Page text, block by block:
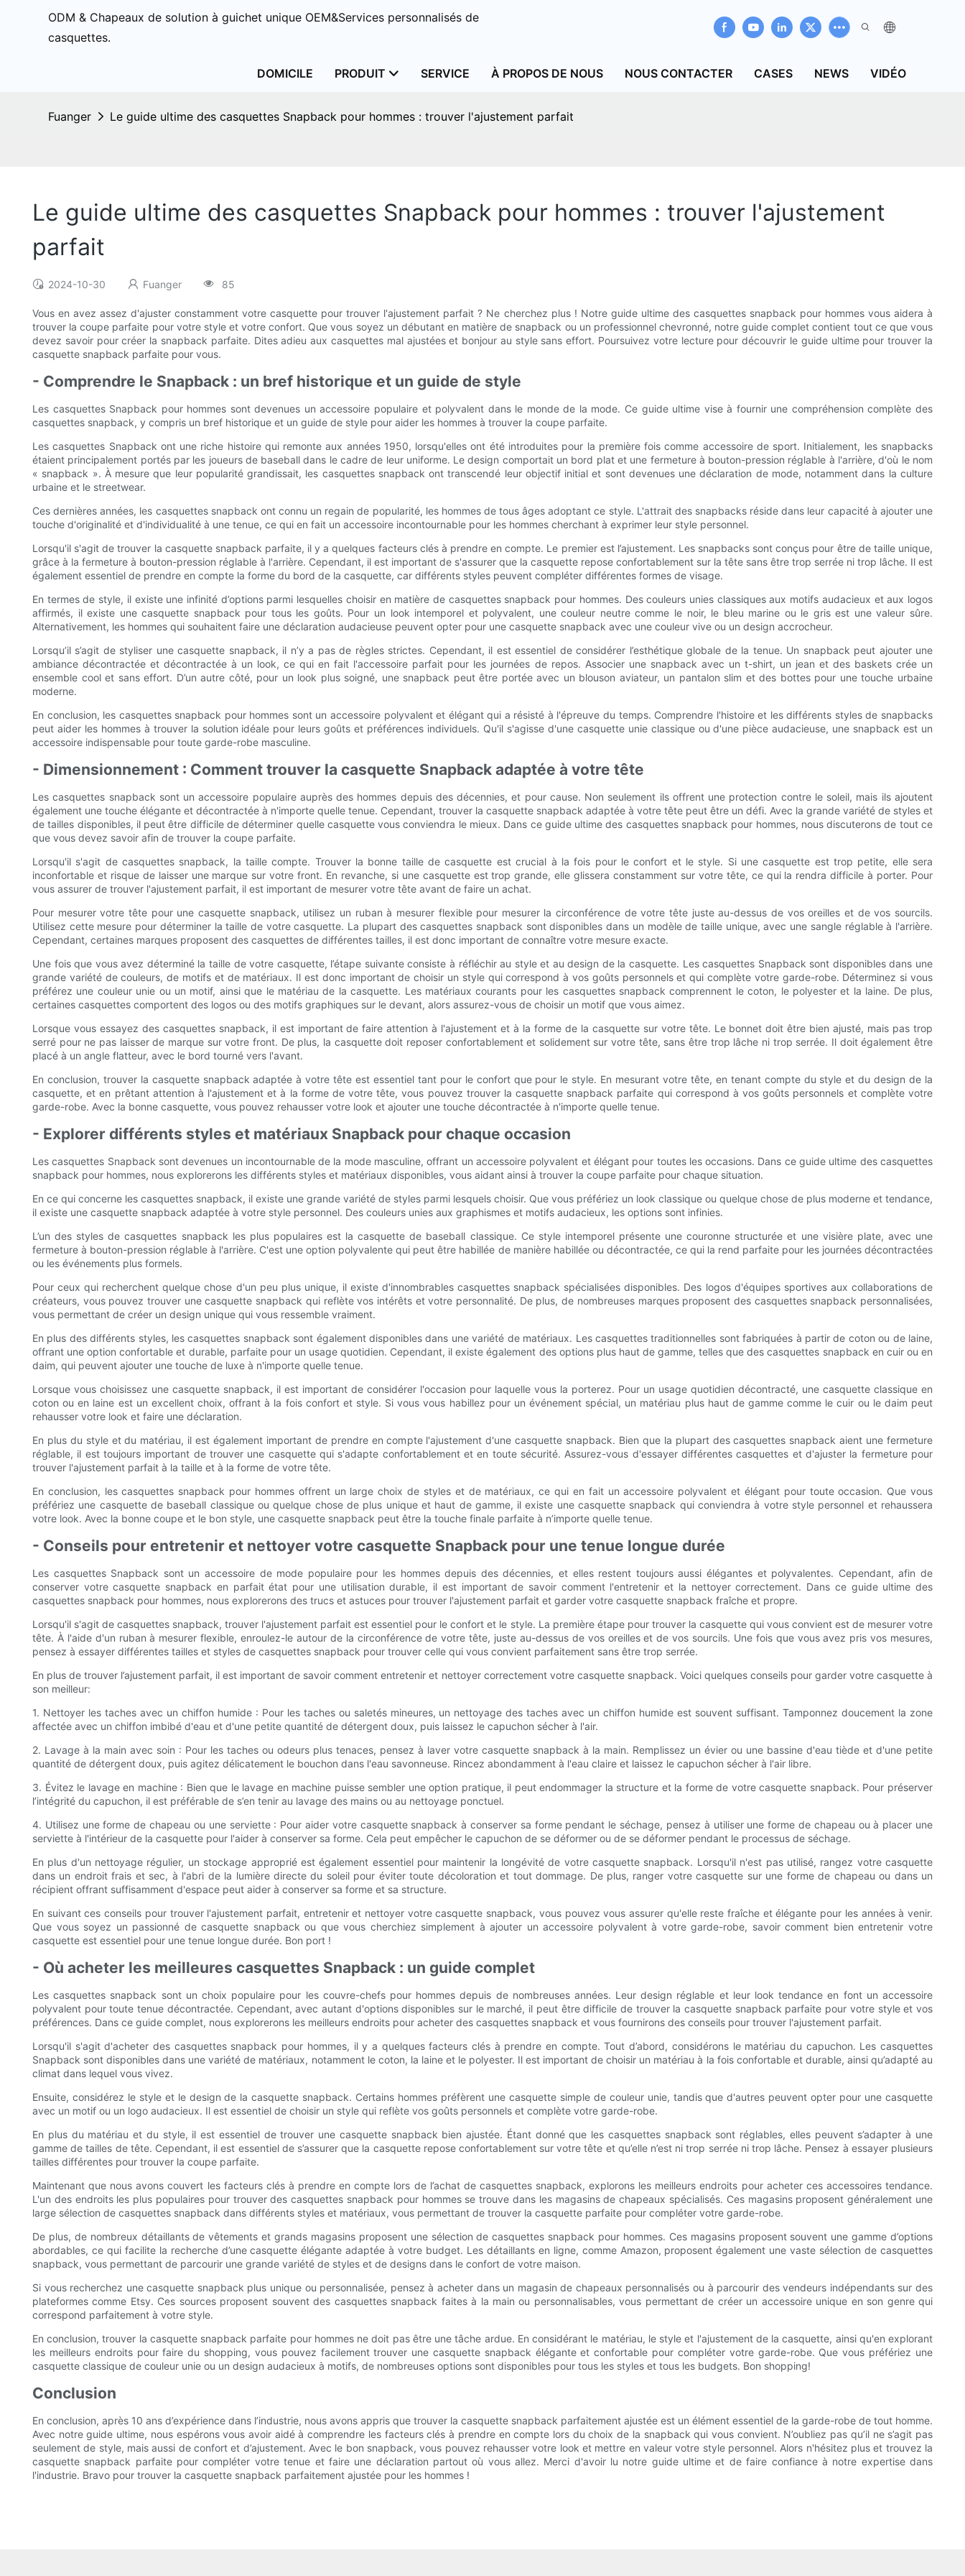
ODM & Chapeaux de solution à guichet unique OEM&Services personnalisés de
casquettes.
DOMICILE PRODUIT SERVICE À PROPOS DE NOUS NOUS CONTACTER CASES NEWS VIDÉO
Fuanger Le guide ultime des casquettes Snapback pour hommes : trouver l'ajustement parfait
Le guide ultime des casquettes Snapback pour hommes : trouver l'ajustement
parfait
2024-10-30 Fuanger 85
Vous en avez assez d'ajuster constamment votre casquette pour trouver l'ajustement parfait ? Ne cherchez plus ! Notre guide ultime des casquettes snapback pour hommes vous aidera à
trouver la coupe parfaite pour votre style et votre confort. Que vous soyez un débutant en matière de snapback ou un professionnel chevronné, notre guide complet contient tout ce que vous
devez savoir pour créer la snapback parfaite. Dites adieu aux casquettes mal ajustées et bonjour au style sans effort. Poursuivez votre lecture pour découvrir le guide ultime pour trouver la
casquette snapback parfaite pour vous.
- Comprendre le Snapback : un bref historique et un guide de style
Les casquettes Snapback pour hommes sont devenues un accessoire populaire et polyvalent dans le monde de la mode. Ce guide ultime vise à fournir une compréhension complète des
casquettes snapback, y compris un bref historique et un guide de style pour aider les hommes à trouver la coupe parfaite.
Les casquettes Snapback ont ​​une riche histoire qui remonte aux années 1950, lorsqu'elles ont été introduites pour la première fois comme accessoire de sport. Initialement, les snapbacks
étaient principalement portés par les joueurs de baseball dans le cadre de leur uniforme. Le design comportait un bord plat et une fermeture à bouton-pression réglable à l'arrière, d'où le nom
« snapback ». À mesure que leur popularité grandissait, les casquettes snapback ont ​​transcendé leur objectif initial et sont devenues une déclaration de mode, notamment dans la culture
urbaine et le streetwear.
Ces dernières années, les casquettes snapback ont ​​connu un regain de popularité, les hommes de tous âges adoptant ce style. L'attrait des snapbacks réside dans leur capacité à ajouter une
touche d'originalité et d'individualité à une tenue, ce qui en fait un accessoire incontournable pour les hommes cherchant à exprimer leur style personnel.
Lorsqu'il s'agit de trouver la casquette snapback parfaite, il y a quelques facteurs clés à prendre en compte. Le premier est l’ajustement. Les snapbacks sont conçus pour être de taille unique,
grâce à la fermeture à bouton-pression réglable à l'arrière. Cependant, il est important de s'assurer que la casquette repose confortablement sur la tête sans être trop serrée ni trop lâche. Il est
également essentiel de prendre en compte la forme du bord de la casquette, car différents styles peuvent compléter différentes formes de visage.
En termes de style, il existe une infinité d’options parmi lesquelles choisir en matière de casquettes snapback pour hommes. Des couleurs unies classiques aux motifs audacieux et aux logos
affirmés, il existe une casquette snapback pour tous les goûts. Pour un look intemporel et polyvalent, une couleur neutre comme le noir, le bleu marine ou le gris est une valeur sûre.
Alternativement, les hommes qui souhaitent faire une déclaration audacieuse peuvent opter pour une casquette snapback avec une couleur vive ou un design accrocheur.
Lorsqu’il s’agit de styliser une casquette snapback, il n’y a pas de règles strictes. Cependant, il est essentiel de considérer l’esthétique globale de la tenue. Un snapback peut ajouter une
ambiance décontractée et décontractée à un look, ce qui en fait l'accessoire parfait pour les journées de repos. Associer une snapback avec un t-shirt, un jean et des baskets crée un
ensemble cool et sans effort. D’un autre côté, pour un look plus soigné, une snapback peut être portée avec un blouson aviateur, un pantalon slim et des bottes pour une touche urbaine
moderne.
En conclusion, les casquettes snapback pour hommes sont un accessoire polyvalent et élégant qui a résisté à l'épreuve du temps. Comprendre l'histoire et les différents styles de snapbacks
peut aider les hommes à trouver la solution idéale pour leurs goûts et préférences individuels. Qu'il s'agisse d'une casquette unie classique ou d'une pièce audacieuse, une snapback est un
accessoire indispensable pour toute garde-robe masculine.
- Dimensionnement : Comment trouver la casquette Snapback adaptée à votre tête
Les casquettes snapback sont un accessoire populaire auprès des hommes depuis des décennies, et pour cause. Non seulement ils offrent une protection contre le soleil, mais ils ajoutent
également une touche élégante et décontractée à n'importe quelle tenue. Cependant, trouver la casquette snapback adaptée à votre tête peut être un défi. Avec la grande variété de styles et
de tailles disponibles, il peut être difficile de déterminer quelle casquette vous conviendra le mieux. Dans ce guide ultime des casquettes snapback pour hommes, nous discuterons de tout ce
que vous devez savoir afin de trouver la coupe parfaite.
Lorsqu'il s'agit de casquettes snapback, la taille compte. Trouver la bonne taille de casquette est crucial à la fois pour le confort et le style. Si une casquette est trop petite, elle sera
inconfortable et risque de laisser une marque sur votre front. En revanche, si une casquette est trop grande, elle glissera constamment sur votre tête, ce qui la rendra difficile à porter. Pour
vous assurer de trouver l'ajustement parfait, il est important de mesurer votre tête avant de faire un achat.
Pour mesurer votre tête pour une casquette snapback, utilisez un ruban à mesurer flexible pour mesurer la circonférence de votre tête juste au-dessus de vos oreilles et de vos sourcils.
Utilisez cette mesure pour déterminer la taille de votre casquette. La plupart des casquettes snapback sont disponibles dans un modèle de taille unique, avec une sangle réglable à l'arrière.
Cependant, certaines marques proposent des casquettes de différentes tailles, il est donc important de connaître votre mesure exacte.
Une fois que vous avez déterminé la taille de votre casquette, l’étape suivante consiste à réfléchir au style et au design de la casquette. Les casquettes Snapback sont disponibles dans une
grande variété de couleurs, de motifs et de matériaux. Il est donc important de choisir un style qui correspond à vos goûts personnels et qui complète votre garde-robe. Déterminez si vous
préférez une couleur unie ou un motif, ainsi que le matériau de la casquette. Les matériaux courants pour les casquettes snapback comprennent le coton, le polyester et la laine. De plus,
certaines casquettes comportent des logos ou des motifs graphiques sur le devant, alors assurez-vous de choisir un motif que vous aimez.
Lorsque vous essayez des casquettes snapback, il est important de faire attention à l'ajustement et à la forme de la casquette sur votre tête. Le bonnet doit être bien ajusté, mais pas trop
serré pour ne pas laisser de marque sur votre front. De plus, la casquette doit reposer confortablement et solidement sur votre tête, sans être trop lâche ni trop serrée. Il doit également être
placé à un angle flatteur, avec le bord tourné vers l'avant.
En conclusion, trouver la casquette snapback adaptée à votre tête est essentiel tant pour le confort que pour le style. En mesurant votre tête, en tenant compte du style et du design de la
casquette, et en prêtant attention à l'ajustement et à la forme de votre tête, vous pouvez trouver la casquette snapback parfaite qui correspond à vos goûts personnels et complète votre
garde-robe. Avec la bonne casquette, vous pouvez rehausser votre look et ajouter une touche décontractée à n'importe quelle tenue.
- Explorer différents styles et matériaux Snapback pour chaque occasion
Les casquettes Snapback sont devenues un incontournable de la mode masculine, offrant un accessoire polyvalent et élégant pour toutes les occasions. Dans ce guide ultime des casquettes
snapback pour hommes, nous explorerons les différents styles et matériaux disponibles, vous aidant ainsi à trouver la coupe parfaite pour chaque situation.
En ce qui concerne les casquettes snapback, il existe une grande variété de styles parmi lesquels choisir. Que vous préfériez un look classique ou quelque chose de plus moderne et tendance,
il existe une casquette snapback adaptée à votre style personnel. Des couleurs unies aux graphismes et motifs audacieux, les options sont infinies.
L’un des styles de casquettes snapback les plus populaires est la casquette de baseball classique. Ce style intemporel présente une couronne structurée et une visière plate, avec une
fermeture à bouton-pression réglable à l'arrière. C'est une option polyvalente qui peut être habillée de manière habillée ou décontractée, ce qui la rend parfaite pour les journées décontractées
ou les événements plus formels.
Pour ceux qui recherchent quelque chose d'un peu plus unique, il existe d'innombrables casquettes snapback spécialisées disponibles. Des logos d'équipes sportives aux collaborations de
créateurs, vous pouvez trouver une casquette snapback qui reflète vos intérêts et votre personnalité. De plus, de nombreuses marques proposent des casquettes snapback personnalisées,
vous permettant de créer un design unique qui vous ressemble vraiment.
En plus des différents styles, les casquettes snapback sont également disponibles dans une variété de matériaux. Les casquettes traditionnelles sont fabriquées à partir de coton ou de laine,
offrant une option confortable et durable, parfaite pour un usage quotidien. Cependant, il existe également des options plus haut de gamme, telles que des casquettes snapback en cuir ou en
daim, qui peuvent ajouter une touche de luxe à n'importe quelle tenue.
Lorsque vous choisissez une casquette snapback, il est important de considérer l'occasion pour laquelle vous la porterez. Pour un usage quotidien décontracté, une casquette classique en
coton ou en laine est un excellent choix, offrant à la fois confort et style. Si vous vous habillez pour un événement spécial, un matériau plus haut de gamme comme le cuir ou le daim peut
rehausser votre look et faire une déclaration.
En plus du style et du matériau, il est également important de prendre en compte l'ajustement d'une casquette snapback. Bien que la plupart des casquettes snapback aient une fermeture
réglable, il est toujours important de trouver une casquette qui s'adapte confortablement et en toute sécurité. Assurez-vous d'essayer différentes casquettes et d'ajuster la fermeture pour
trouver l'ajustement parfait à la taille et à la forme de votre tête.
En conclusion, les casquettes snapback pour hommes offrent un large choix de styles et de matériaux, ce qui en fait un accessoire polyvalent et élégant pour toute occasion. Que vous
préfériez une casquette de baseball classique ou quelque chose de plus unique et haut de gamme, il existe une casquette snapback qui conviendra à votre style personnel et rehaussera
votre look. Avec la bonne coupe et le bon style, une casquette snapback peut être la touche finale parfaite à n’importe quelle tenue.
- Conseils pour entretenir et nettoyer votre casquette Snapback pour une tenue longue durée
Les casquettes Snapback sont un accessoire de mode populaire pour les hommes depuis des décennies, et elles restent toujours aussi élégantes et polyvalentes. Cependant, afin de
conserver votre casquette snapback en parfait état pour une utilisation durable, il est important de savoir comment l'entretenir et la nettoyer correctement. Dans ce guide ultime des
casquettes snapback pour hommes, nous explorerons des trucs et astuces pour trouver l'ajustement parfait et garder votre casquette snapback fraîche et propre.
Lorsqu'il s'agit de casquettes snapback, trouver l'ajustement parfait est essentiel pour le confort et le style. La première étape pour trouver la casquette qui vous convient est de mesurer votre
tête. À l'aide d'un ruban à mesurer flexible, enroulez-le autour de la circonférence de votre tête, juste au-dessus de vos oreilles et de vos sourcils. Une fois que vous avez pris vos mesures,
pensez à essayer différentes tailles et styles de casquettes snapback pour trouver celle qui vous convient parfaitement sans être trop serrée.
En plus de trouver l’ajustement parfait, il est important de savoir comment entretenir et nettoyer correctement votre casquette snapback. Voici quelques conseils pour garder votre casquette à
son meilleur:
1. Nettoyer les taches avec un chiffon humide : Pour les taches ou saletés mineures, un nettoyage des taches avec un chiffon humide est souvent suffisant. Tamponnez doucement la zone
affectée avec un chiffon imbibé d'eau et d'une petite quantité de détergent doux, puis laissez le capuchon sécher à l'air.
2. Lavage à la main avec soin : Pour les taches ou odeurs plus tenaces, pensez à laver votre casquette snapback à la main. Remplissez un évier ou une bassine d'eau tiède et d'une petite
quantité de détergent doux, puis agitez délicatement le bouchon dans l'eau savonneuse. Rincez abondamment à l'eau claire et laissez le capuchon sécher à l'air libre.
3. Évitez le lavage en machine : Bien que le lavage en machine puisse sembler une option pratique, il peut endommager la structure et la forme de votre casquette snapback. Pour préserver
l’intégrité du capuchon, il est préférable de s’en tenir au lavage des mains ou au nettoyage ponctuel.
4. Utilisez une forme de chapeau ou une serviette : Pour aider votre casquette snapback à conserver sa forme pendant le séchage, pensez à utiliser une forme de chapeau ou à placer une
serviette à l'intérieur de la casquette pour l'aider à conserver sa forme. Cela peut empêcher le capuchon de se déformer ou de se déformer pendant le processus de séchage.
En plus d'un nettoyage régulier, un stockage approprié est également essentiel pour maintenir la longévité de votre casquette snapback. Lorsqu'il n'est pas utilisé, rangez votre casquette
dans un endroit frais et sec, à l'abri de la lumière directe du soleil pour éviter toute décoloration et tout dommage. De plus, ranger votre casquette sur une forme de chapeau ou dans un
récipient offrant suffisamment d'espace peut aider à conserver sa forme et sa structure.
En suivant ces conseils pour trouver l'ajustement parfait, entretenir et nettoyer votre casquette snapback, vous pouvez vous assurer qu'elle reste fraîche et élégante pour les années à venir.
Que vous soyez un passionné de casquette snapback ou que vous cherchiez simplement à ajouter un accessoire polyvalent à votre garde-robe, savoir comment bien entretenir votre
casquette est essentiel pour une tenue longue durée. Bon port !
- Où acheter les meilleures casquettes Snapback : un guide complet
Les casquettes snapback sont un choix populaire pour les couvre-chefs pour hommes depuis de nombreuses années. Leur design réglable et leur look tendance en font un accessoire
polyvalent pour toute tenue décontractée. Cependant, avec autant d'options disponibles sur le marché, il peut être difficile de trouver la casquette snapback parfaite pour votre style et vos
préférences. Dans ce guide complet, nous explorerons les meilleurs endroits pour acheter des casquettes snapback et vous fournirons des conseils pour trouver l'ajustement parfait.
Lorsqu'il s'agit d'acheter des casquettes snapback pour hommes, il y a quelques facteurs clés à prendre en compte. Tout d’abord, considérons le matériau du capuchon. Les casquettes
Snapback sont disponibles dans une variété de matériaux, notamment le coton, la laine et le polyester. Il est important de choisir un matériau à la fois confortable et durable, ainsi qu’adapté au
climat dans lequel vous vivez.
Ensuite, considérez le style et le design de la casquette snapback. Certains hommes préfèrent une casquette simple de couleur unie, tandis que d'autres peuvent opter pour une casquette
avec un motif ou un logo audacieux. Il est essentiel de choisir un style qui reflète vos goûts personnels et complète votre garde-robe.
En plus du matériau et du style, il est essentiel de trouver une casquette snapback bien ajustée. Étant donné que les casquettes snapback sont réglables, elles peuvent s’adapter à une
gamme de tailles de tête. Cependant, il est essentiel de s’assurer que la casquette repose confortablement sur votre tête et qu’elle n’est ni trop serrée ni trop lâche. Pensez à essayer plusieurs
tailles différentes pour trouver la coupe parfaite.
Maintenant que nous avons couvert les facteurs clés à prendre en compte lors de l’achat de casquettes snapback, explorons les meilleurs endroits pour acheter ces accessoires tendance.
L'un des endroits les plus populaires pour trouver des casquettes snapback pour hommes se trouve dans les magasins de chapeaux spécialisés. Ces magasins proposent généralement une
large sélection de casquettes snapback dans différents styles et matériaux, vous permettant de trouver la casquette parfaite pour compléter votre garde-robe.
De plus, de nombreux détaillants de vêtements et grands magasins proposent une sélection de casquettes snapback pour hommes. Ces magasins proposent souvent une gamme d’options
abordables, ce qui facilite la recherche d’une casquette élégante adaptée à votre budget. Les détaillants en ligne, comme Amazon, proposent également une vaste sélection de casquettes
snapback, vous permettant de parcourir une grande variété de styles et de designs dans le confort de votre maison.
Si vous recherchez une casquette snapback plus unique ou personnalisée, pensez à acheter dans un magasin de chapeaux personnalisés ou à parcourir des vendeurs indépendants sur des
plateformes comme Etsy. Ces sources proposent souvent des casquettes snapback faites à la main ou personnalisables, vous permettant de créer un accessoire unique en son genre qui
correspond parfaitement à votre style.
En conclusion, trouver la casquette snapback parfaite pour hommes ne doit pas être une tâche ardue. En considérant le matériau, le style et l'ajustement de la casquette, ainsi qu'en explorant
les meilleurs endroits pour faire du shopping, vous pouvez facilement trouver une casquette snapback élégante et confortable pour compléter votre garde-robe. Que vous préfériez une
casquette classique de couleur unie ou un design audacieux à motifs, de nombreuses options sont disponibles pour tous les styles et tous les budgets. Bon shopping!
Conclusion
En conclusion, après 10 ans d’expérience dans l’industrie, nous avons appris que trouver la casquette snapback parfaitement ajustée est un élément essentiel de la garde-robe de tout homme.
Avec notre guide ultime, nous espérons vous avoir aidé à comprendre les facteurs clés à prendre en compte lors du choix de la snapback qui vous convient. N’oubliez pas qu’il ne s’agit pas
seulement de style, mais aussi de confort et d’ajustement. Avec le bon snapback, vous pouvez rehausser votre look et mettre en valeur votre style personnel. Alors n'hésitez plus et trouvez la
casquette snapback parfaite pour compléter votre tenue et faire une déclaration partout où vous allez. Merci d'avoir lu notre guide ultime et de faire confiance à notre expertise dans
l'industrie. Bravo pour trouver la casquette snapback parfaitement ajustée pour les hommes !